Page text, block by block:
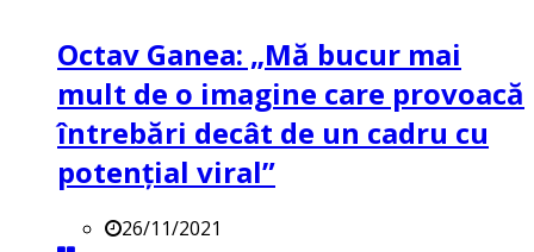
Octav Ganea: „Mă bucur mai
mult de o imagine care provoacă
întrebări decât de un cadru cu
potenţial viral”
26/11/2021